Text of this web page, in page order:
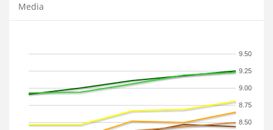
Media
8.50
8.75
9.00
9.25
9.50